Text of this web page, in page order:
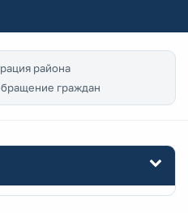
района
граждан